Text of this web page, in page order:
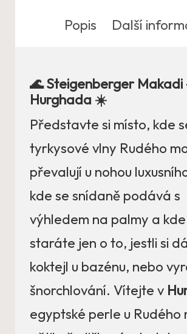
Popis Další
🌊 Steigenberger Makadi
Hurghada ☀️
Představte si místo, kde
tyrkysové vlny Rudého
převalují u nohou
kde se snídaně podává s
výhledem na palmy a
staráte jen o to, jestli si
koktejl u bazénu, nebo
šnorchlování. Vítejte v
egyptské perle u Rudého